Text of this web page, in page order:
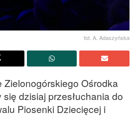
fot. A. Adaszyńska
Zielonogórskiego Ośrodka
się dzisiaj przesłuchania do
Piosenki Dziecięcej i